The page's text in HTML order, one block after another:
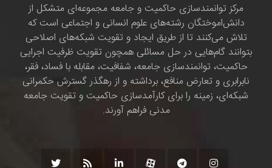
مرکز توانمندسازی حاکمیت و جامعه مجموعه‌ای متشکل از
دانش‌اموختگان رشته‌های علوم انسانی و اجتماعی است که
تلاش می‌کنند تا از طریق ایجاد و تقویت شبکه‌های اصلاحی
بتوانند گام‌هایی در حل مسائلی همچون تقویت ظرفیت اجرایی
حاکمیت، توانمندسازی جامعه، شفافیت، مقابله با فساد، فقر،
نابرابری و تعارض منافع، برداشته و از رهگذر گسترش حکمرانی
شبکه‌ای، زمینه را برای کارآمدسازی حاکمیت و تقویت جامعه
مدنی فراهم آورند.